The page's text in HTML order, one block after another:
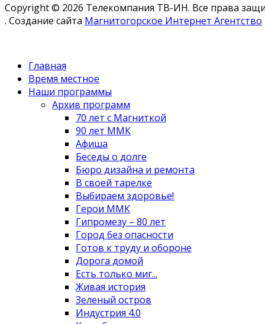
Copyright © 2026 Телекомпания ТВ-ИН. Все права
. Создание сайта Магнитогорское Интернет Агентство
Главная
Время местное
Наши программы
Архив программ
70 лет с Магниткой
90 лет ММК
Афиша
Беседы о долге
Бюро дизайна и ремонта
В своей тарелке
Выбираем здоровье!
Герои ММК
Гипромезу – 80 лет
Город без опасности
Готов к труду и обороне
Дорога домой
Есть только миг...
Живая история
Зеленый остров
Индустрия 4.0